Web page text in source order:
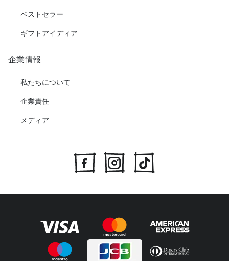
ベストセラー
ギフトアイディア
企業情報
私たちについて
企業責任
メディア